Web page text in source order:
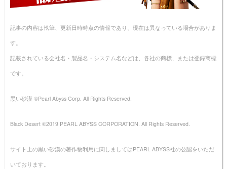
記事の内容は執筆、更新日時時点の情報であり、現在は異なっている場合がありま
す。
記載されている会社名・製品名・システム名などは、各社の商標、または登録商標
です。
黒い砂漠 ©Pearl Abyss Corp. All Rights Reserved.
Black Desert ©2019 PEARL ABYSS CORPORATION. All Rights Reserved.
サイト上の黒い砂漠の著作物利用に関しましてはPEARL ABYSS社の公認をいただ
いております。